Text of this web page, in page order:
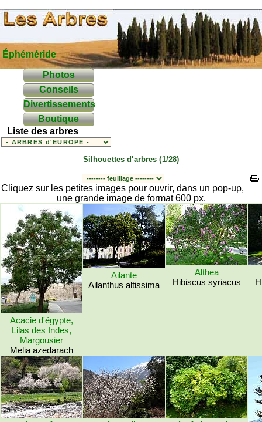
Éphéméride
Photos
Conseils
Divertissements
Boutique
Liste des arbres
Silhouettes d'arbres (1/28)
Cliquez sur les petites images pour ouvrir, dans un pop-up,
une grande image de format 600 px.
Acacie d'égypte,
Lilas des Indes,
Margousier
Melia azedarach
Ailante
Ailanthus altissima
Althea
Hibiscus syriacus